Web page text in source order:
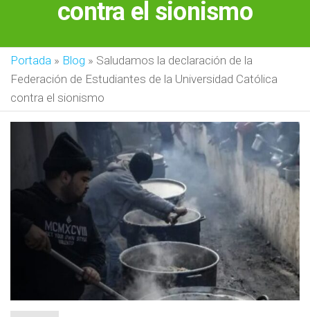
contra el sionismo
Portada » Blog » Saludamos la declaración de la
Federación de Estudiantes de la Universidad Católica
contra el sionismo